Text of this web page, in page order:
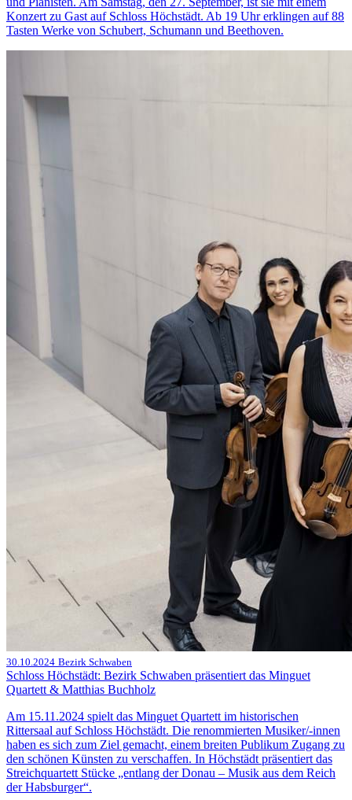
Konzert zu Gast auf Schloss Höchstädt. Ab 19 Uhr erklingen auf 88
Tasten Werke von Schubert, Schumann und Beethoven.
30.10.2024 Bezirk Schwaben
Schloss Höchstädt: Bezirk Schwaben präsentiert das Minguet
Quartett & Matthias Buchholz
Am 15.11.2024 spielt das Minguet Quartett im historischen
Rittersaal auf Schloss Höchstädt. Die renommierten Musiker/-innen
haben es sich zum Ziel gemacht, einem breiten Publikum Zugang zu
den schönen Künsten zu verschaffen. In Höchstädt präsentiert das
Streichquartett Stücke „entlang der Donau – Musik aus dem Reich
der Habsburger“.